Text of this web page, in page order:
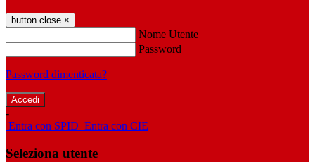
button close ×
Nome Utente
Password
Password dimenticata?
-
Entra con SPID Entra con CIE
Seleziona utente